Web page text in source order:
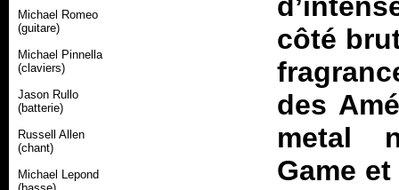
Michael Romeo
(guitare)
Michael Pinnella
(claviers)
Jason Rullo
(batterie)
Russell Allen
(chant)
Michael Lepond
côté
des
metal
Game et